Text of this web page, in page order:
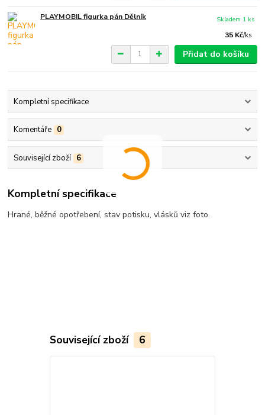
PLAYMOBIL figurka pán Dělník
35 Kč/ks
Skladem 1 ks
Přidat do košíku
Kompletní specifikace
Komentáře 0
Související zboží 6
Kompletní specifikace
Hrané, běžné opotřebení, stav potisku, vlásků viz foto.
Související zboží 6